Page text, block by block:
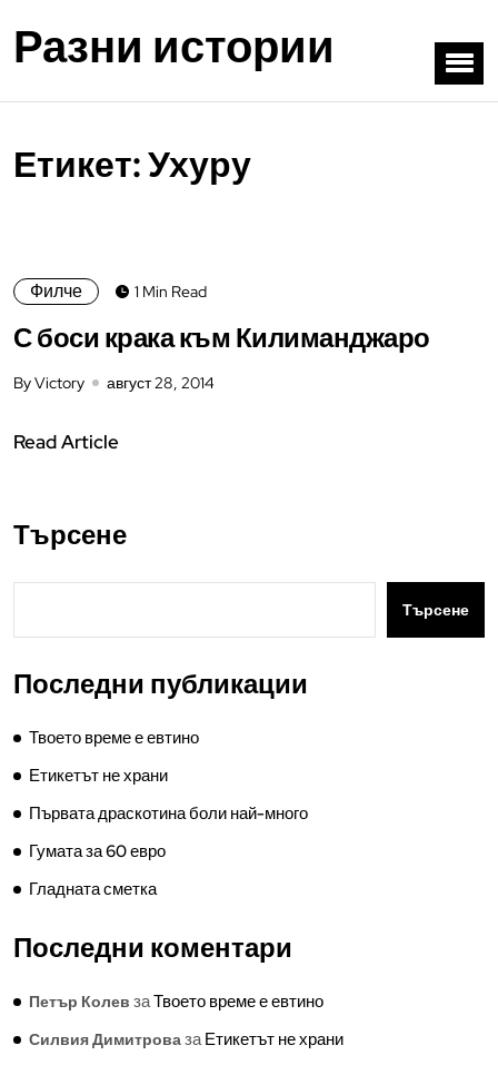
Разни истории
Етикет:Ухуру
Филче 1 Min Read
С боси крака към Килиманджаро
By Victory август 28, 2014
Read Article
Търсене
Търсене
Последни публикации
Твоето време е евтино
Етикетът не храни
Първата драскотина боли най-много
Гумата за 60 евро
Гладната сметка
Последни коментари
Петър Колев заТвоето време е евтино
Силвия ДимитровазаЕтикетът не храни